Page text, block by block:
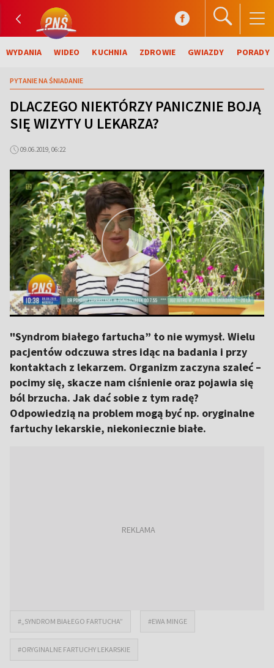
WYDANIA WIDEO KUCHNIA ZDROWIE GWIAZDY PORADY
PYTANIE NA ŚNIADANIE
DLACZEGO NIEKTÓRZY PANICZNIE BOJĄ
SIĘ WIZYTY U LEKARZA?
09.06.2019, 06:22
"Syndrom białego fartucha” to nie wymysł. Wielu
pacjentów odczuwa stres idąc na badania i przy
kontaktach z lekarzem. Organizm zaczyna szaleć –
pocimy się, skacze nam ciśnienie oraz pojawia się
ból brzucha. Jak dać sobie z tym radę?
Odpowiedzią na problem mogą być np. oryginalne
fartuchy lekarskie, niekoniecznie białe.
#„SYNDROM BIAŁEGO FARTUCHA” #EWA MINGE
#ORYGINALNE FARTUCHY LEKARSKIE